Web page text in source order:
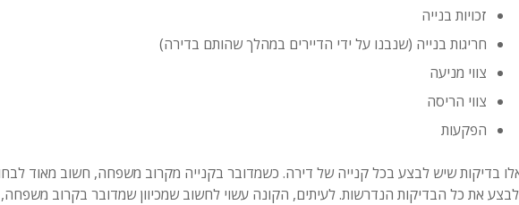
זכויות בנייה
חריגות בנייה (שנבנו על ידי הדיירים במהלך שהותם בדירה)
צווי מניעה
צווי הריסה
הפקעות
בדיקות שיש לבצע בכל קנייה של דירה. כשמדובר בקנייה מקרוב משפחה, חשוב מאוד
את כל הבדיקות הנדרשות. לעיתים, הקונה עשוי לחשוב שמכיוון שמדובר בקרוב